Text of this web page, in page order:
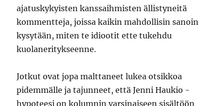
ajatuskykyisten kanssaihmisten ällistyneitä
kommentteja, joissa kaikin mahdollisin sanoin
kysytään, miten te idiootit ette tukehdu
kuolaneritykseenne.
Jotkut ovat jopa malttaneet lukea otsikkoa
pidemmälle ja tajunneet, että Jenni Haukio -
hypoteesi on kolumnin varsinaiseen sisältöön